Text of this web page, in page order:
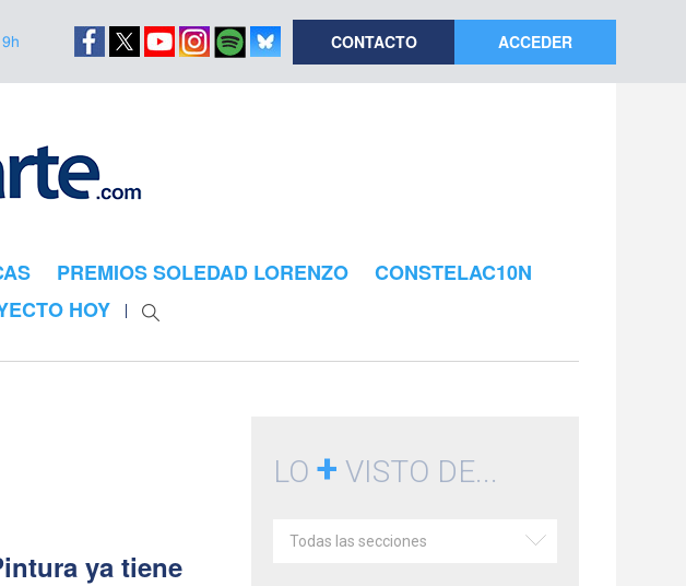
CONTACTO ACCEDER
PREMIOS SOLEDAD LORENZO
CONSTELAC10N
HOY
ya tiene
LO+ VISTO DE...
Todas las secciones